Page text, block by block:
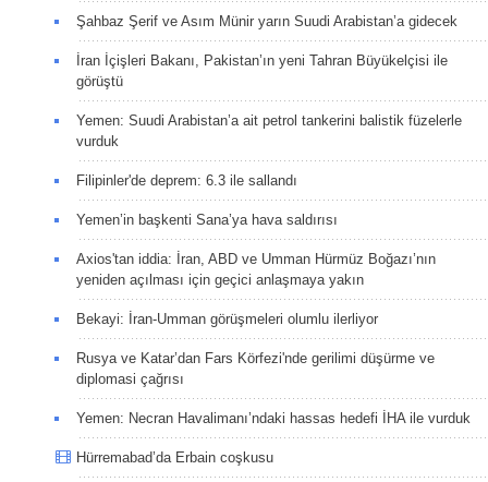
Şahbaz Şerif ve Asım Münir yarın Suudi Arabistan’a gidecek
İran İçişleri Bakanı, Pakistan’ın yeni Tahran Büyükelçisi ile
görüştü
Yemen: Suudi Arabistan’a ait petrol tankerini balistik füzelerle
vurduk
Filipinler'de deprem: 6.3 ile sallandı
Yemen’in başkenti Sana’ya hava saldırısı
Axios'tan iddia: İran, ABD ve Umman Hürmüz Boğazı’nın
yeniden açılması için geçici anlaşmaya yakın
Bekayi: İran-Umman görüşmeleri olumlu ilerliyor
Rusya ve Katar’dan Fars Körfezi'nde gerilimi düşürme ve
diplomasi çağrısı
Yemen: Necran Havalimanı’ndaki hassas hedefi İHA ile vurduk
Hürremabad’da Erbain coşkusu